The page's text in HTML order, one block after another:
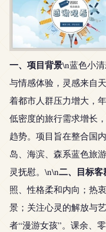
一、项目背景\n蓝色小
与情感体验，灵感来自
着都市人群压力增大，
低密度的旅行需求增长
趋势。项目旨在整合国
岛、海滨、森系蓝色旅
灵抚慰。\n\n二、目标客
照、性格柔和内向；热
景；关注心灵的解放与
者“漫游女孩”。课余、